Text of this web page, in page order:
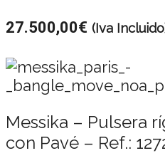
27.500,00€ (Iva
Messika – Pulsera
con Pavé – Ref.: